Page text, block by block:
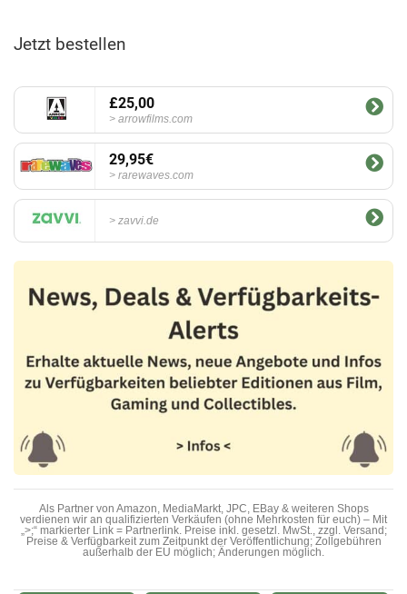
Jetzt bestellen
£25,00
arrowfilms.com
29,95€
rarewaves.com
zavvi.de
Als Partner von Amazon, MediaMarkt, JPC, EBay & weiteren Shops
verdienen wir an qualifizierten Verkäufen (ohne Mehrkosten für euch) – Mit
„>;“ markierter Link = Partnerlink. Preise inkl. gesetzl. MwSt., zzgl. Versand;
Preise & Verfügbarkeit zum Zeitpunkt der Veröffentlichung; Zollgebühren
außerhalb der EU möglich; Änderungen möglich.